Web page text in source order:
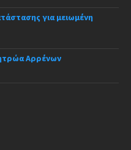
για μειωμένη
Αρρένων